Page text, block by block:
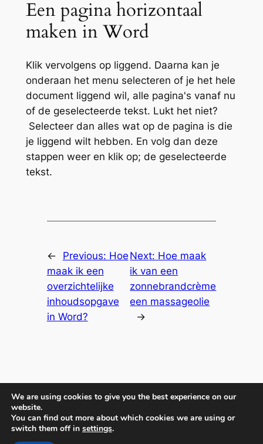
Een pagina horizontaal
maken in Word
Klik vervolgens op liggend. Daarna kan je
onderaan het menu selecteren of je het hele
document liggend wil, alle pagina's vanaf nu
of de geselecteerde tekst. Lukt het niet?
Selecteer dan alles wat op de pagina is die
je liggend wilt hebben. En volg dan deze
stappen weer en klik op; de geselecteerde
tekst.
← Previous: Hoe
maak ik een
overzichtelijke
inhoudsopgave
in Word?
Next: Hoe maak
ik van een
zonnebrandcrème
een massageolie
→
Hoe maak ik een website?
Leer je eigen website maken en promoten
We are using cookies to give you the best experience on our
website.
You can find out more about which cookies we are using or
switch them off in settings.